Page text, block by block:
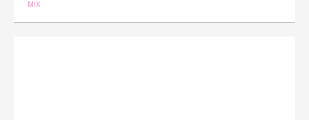
MIX